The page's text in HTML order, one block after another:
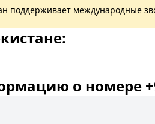
поддерживает международные
о номере